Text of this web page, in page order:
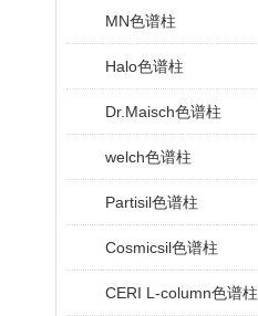
MN色谱柱
Halo色谱柱
Dr.Maisch色谱柱
welch色谱柱
Partisil色谱柱
Cosmicsil色谱柱
CERI L-column色谱柱